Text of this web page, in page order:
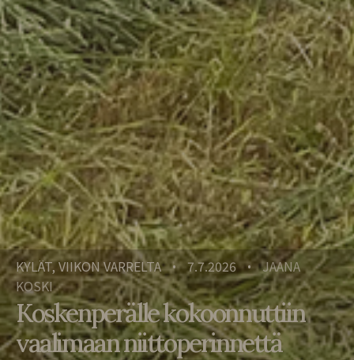
KYLÄT, VIIKON VARRELTA • 7.7.2026 •
JAANA
KOSKI
Koskenperälle kokoonnuttiin
vaalimaan niittoperinnettä